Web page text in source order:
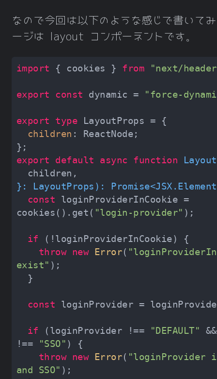
なので今回は以下のような感じで書いて
ージは layout コンポーネントです。
import { cookies } from "next/
export const dynamic = "force-
export type
children
export
default async function Layout
}: LayoutProps ): Promise<JSX . Element
const loginProviderInCookie =
cookies().get( "login-provider"
if
throw new Error(
exist"
const
if (loginProvider !== "DEFAULT"
!==
"SSO"
throw new Error( "loginProvider is
and SSO"